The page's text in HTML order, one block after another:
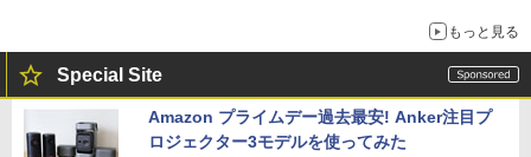
もっと見る
Special Site
Amazon プライムデー過去最安! Anker注目プ
ロジェクター3モデルを使ってみた